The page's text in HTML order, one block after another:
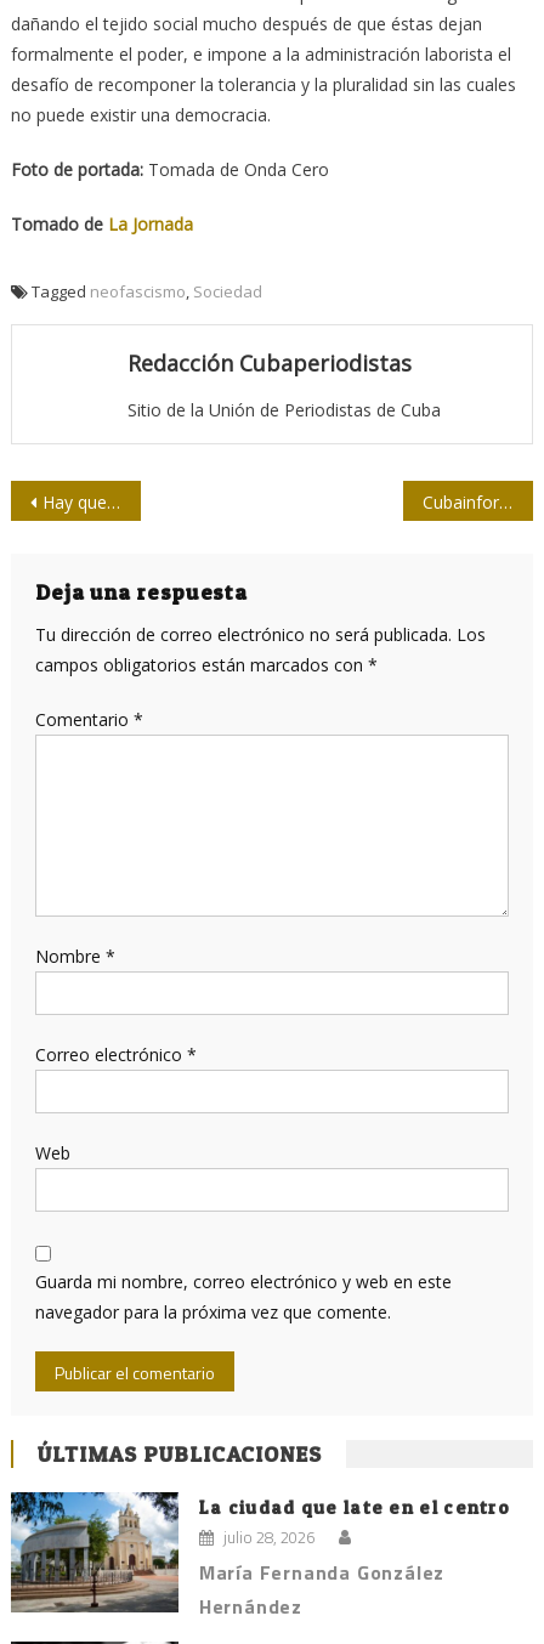
dañando el tejido social mucho después de que éstas dejan
formalmente el poder, e impone a la administración laborista el
desafío de recomponer la tolerancia y la pluralidad sin las cuales
no puede existir una democracia.
Foto de portada:Tomada de Onda Cero
Tomado de La Jornada
Tagged neofascismo Sociedad
Redacción Cubaperiodistas
Sitio de la Unión de Periodistas de Cuba
Navegación
entradas
Hay que respetar a Venezuela Cubainformación, caso cerrado: detalles desconocidos
Deja una respuesta
Tu dirección de correo electrónico no será publicada. Los
campos obligatorios están marcados con *
Comentario *
Nombre *
Correo electrónico *
Web
Guarda mi nombre, correo electrónico y web en este
navegador para la próxima vez que comente.
ÚLTIMAS PUBLICACIONES
La ciudad que late en el centro
julio 28, 2026
María Fernanda González
Hernández